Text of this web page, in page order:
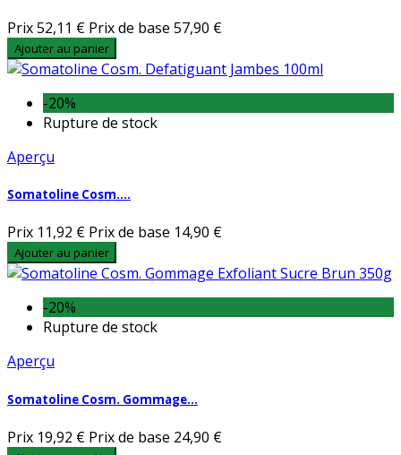
Prix52,11 € Prix de base 57,90 €
Ajouter au panier
-20%
Rupture de stock
Aperçu
Somatoline Cosm....
Prix 11,92 € Prix de base 14,90 €
Ajouter au panier
-20%
Rupture de stock
Aperçu
Somatoline Cosm. Gommage...
Prix 19,92 € Prix de base 24,90 €